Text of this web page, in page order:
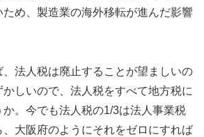
ため、製造業の海外移転が進んだ影響
法人税は廃止することが望ましいの
しいので、法人税をすべて地方税に
か。今でも法人税の1/3は法人事業税
、大阪府のようにそれをゼロにすれば